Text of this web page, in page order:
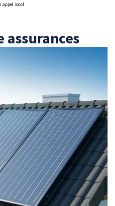
appel local
assurances